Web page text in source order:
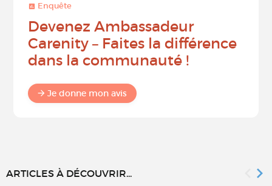
Enquête
Devenez Ambassadeur
Carenity – Faites la différence
dans la communauté !
Je donne mon avis
ARTICLES À DÉCOUVRIR...